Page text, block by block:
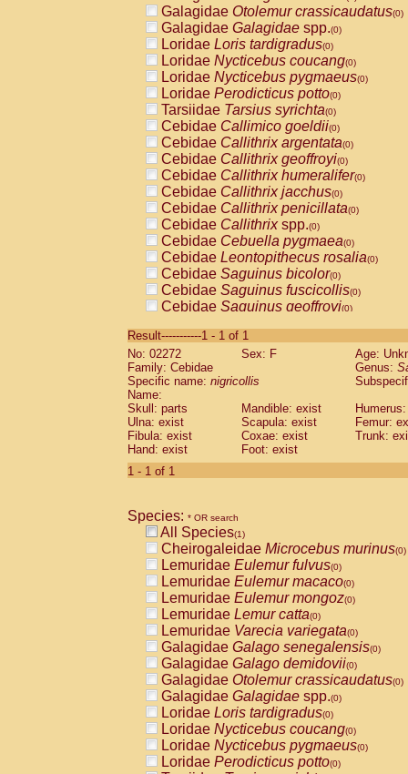
Galagidae Otolemur crassicaudatus(0)
Galagidae Galagidae spp.(0)
Loridae Loris tardigradus(0)
Loridae Nycticebus coucang(0)
Loridae Nycticebus pygmaeus(0)
Loridae Perodicticus potto(0)
Tarsiidae Tarsius syrichta(0)
Cebidae Callimico goeldii(0)
Cebidae Callithrix argentata(0)
Cebidae Callithrix geoffroyi(0)
Cebidae Callithrix humeralifer(0)
Cebidae Callithrix jacchus(0)
Cebidae Callithrix penicillata(0)
Cebidae Callithrixspp.(0)
Cebidae Cebuella pygmaea(0)
Cebidae Leontopithecus rosalia(0)
Cebidae Saguinus bicolor(0)
Cebidae Saguinus fuscicollis(0)
Cebidae Saguinus geoffroyi(0)
CebidaeSaguinus labiatus(0)
Cebidae Saguinus leucopus (0)
Cebidae
CebidaeSaguinus mystax
Cebidae Saguinus nigricollis (1)
Cebidae Saguinus oedipus
Cebidae Saguinus weddelli
Cebidae Saguinusspp.
Cebidae
CebidaeCebus capucinus
CebidaeCebus nigrivittatus
CebidaeCebus spp.(0)
CebidaeSaimiri boliviensis(0)
CebidaeSaimiri sciureus(0)
AtelidaeAlouatta caraya(0)
AtelidaeAlouatta fusca(0)
AtelidaeAlouatta seniculus(0)
AtelidaeAlouattaspp.(0)
AtelidaeAteles belzebuth(0)
AtelidaeAteles geoffroyi(0)
AtelidaeAteles paniscus(0)
AtelidaeAtelesspp.(0)
AtelidaeLagothrix lagothricha(0)
AtelidaeLagothrix lagothricha cana
PitheciidaeCacajao calvus
Result-----------1 - 1 of 1
No: 02272
Sex: F
Age:
Family: Cebidae
Genus:
Specific name: nigricollis
Name:
Skull: parts
Mandible: exist
Ulna: exist
Scapula: exist
Femur:
Fibula: exist
Coxae: exist
Trunk:
Hand: exist
Foot: exist
1 - 1 of 1
Species: * OR search
All Species(1)
Cheirogaleidae Microcebus murinus(0)
Lemuridae Eulemur fulvus(0)
Lemuridae Eulemur macaco(0)
Lemuridae Eulemur mongoz(0)
Lemuridae Lemur catta(0)
Lemuridae Varecia variegata(0)
Galagidae Galago senegalensis(0)
Galagidae Galago demidovii(0)
Galagidae Otolemur crassicaudatus(0)
Galagidae Galagidae spp.(0)
Loridae Loris tardigradus(0)
Loridae Nycticebus coucang(0)
Loridae Nycticebus pygmaeus(0)
Loridae Perodicticus potto(0)